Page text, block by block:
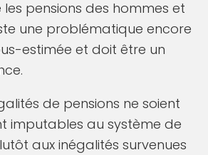
pensions des hommes et
une problématique encore
estimée et doit être un
de pensions ne soient
imputables au système de
aux inégalités survenues